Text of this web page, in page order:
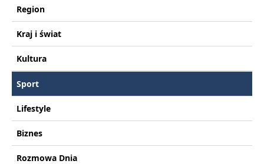
Region
Kraj i świat
Kultura
Sport
Lifestyle
Biznes
Rozmowa Dnia